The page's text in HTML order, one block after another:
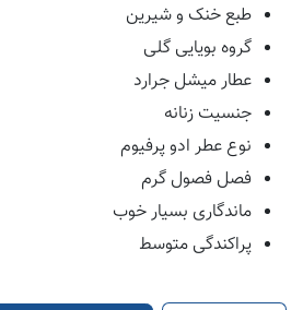
طبع خنک و شیرین
گروه بویایی گلی
عطار میشل جرارد
جنسیت زنانه
نوع عطر ادو پرفیوم
فصل فصول گرم
ماندگاری بسیار خوب
پراکندگی متوسط